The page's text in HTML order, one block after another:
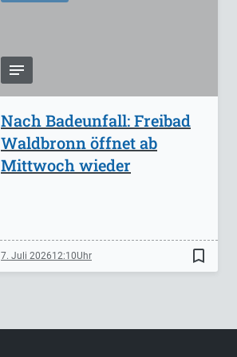
Nach Badeunfall: Freibad
Waldbronn öffnet ab
Mittwoch wieder
7. Juli 202612:10 bookmark_border